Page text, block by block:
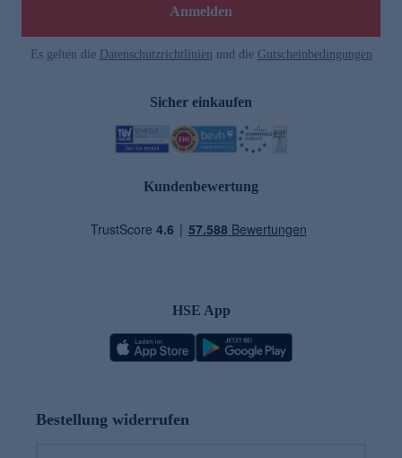
Anmelden
Es gelten die Datenschutzrichtlinien und die Gutscheinbedingungen
Sicher einkaufen
Kundenbewertung
HSE App
Bestellung widerrufen